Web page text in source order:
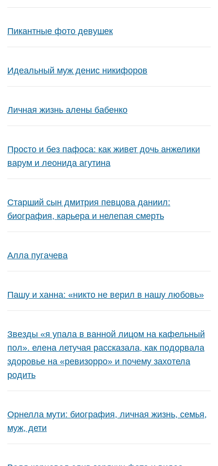
Пикантные фото девушек
Идеальный муж денис никифоров
Личная жизнь алены бабенко
Просто и без пафоса: как живет дочь анжелики
варум и леонида агутина
Старший сын дмитрия певцова даниил:
биография, карьера и нелепая смерть
Алла пугачева
Пашу и ханна: «никто не верил в нашу любовь»
Звезды «я упала в ванной лицом на кафельный
пол». елена летучая рассказала, как подорвала
здоровье на «ревизорро» и почему захотела
родить
Орнелла мути: биография, личная жизнь, семья,
муж, дети